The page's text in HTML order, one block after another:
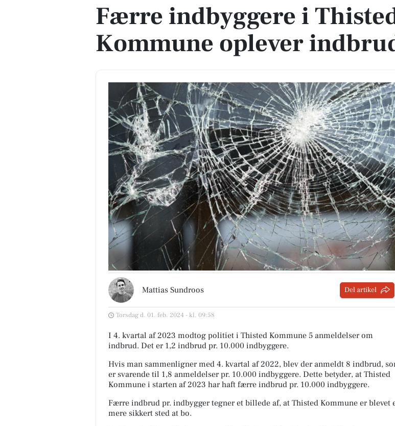
Færre indbyggere i
Kommune oplever
Mattias Sundroos Del artikel
Torsdag d. 01. feb. 2024 - kl. 09:58
I 4. kvartal af 2023 modtog politiet i Thisted Kommune 5 anmeldelser om
indbrud. Det er 1,2 indbrud pr. 10.000 indbyggere.
Hvis man sammenligner med 4. kvartal af 2022, blev der anmeldt 8 indbrud,
er svarende til 1,8 anmeldelser pr. 10.000 indbyggere. Dette betyder, at Thisted
Kommune i starten af 2023 har haft færre indbrud pr. 10.000 indbyggere.
Færre indbrud pr. indbygger tegner et billede af, at Thisted Kommune er blevet
mere sikkert sted at bo.